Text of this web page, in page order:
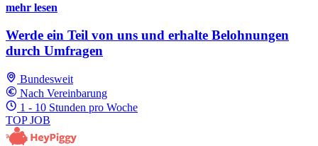
mehr lesen
Werde ein Teil von uns und erhalte Belohnungen
durch Umfragen
Bundesweit
Nach Vereinbarung
1 - 10 Stunden pro Woche
TOP JOB